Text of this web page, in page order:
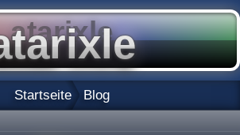
Startseite Blog